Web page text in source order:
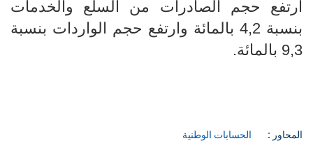
ارتفع حجم الصادرات من السلع والخدمات
بنسبة 4,2 بالمائة وارتفع حجم الواردات بنسبة
9,3 بالمائة.
المحاور : الحسابات الوطنية